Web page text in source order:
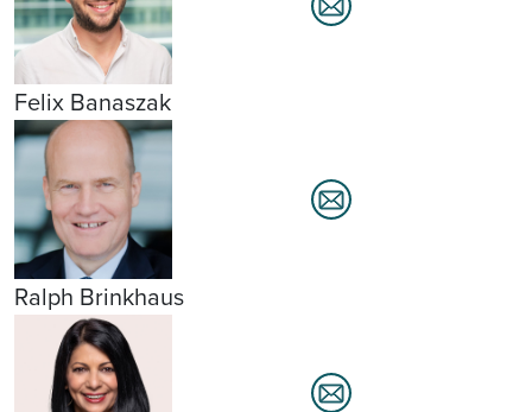
Felix Banaszak
Ralph Brinkhaus